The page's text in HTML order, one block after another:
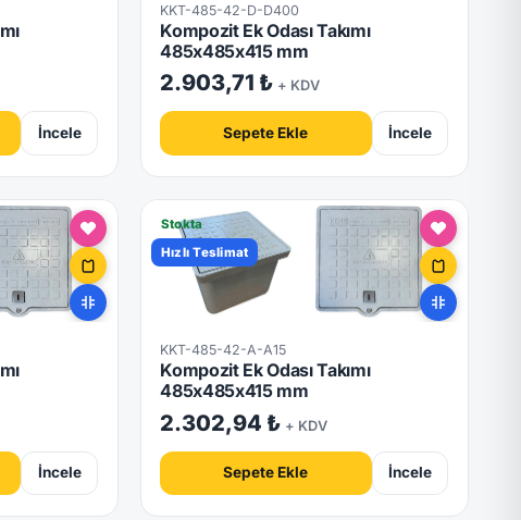
İncele
KKT-485-42-D-D400
Kompozit Ek Odası Takımı
485x485x415 mm
2.903,71 ₺ + KDV
Sepete Ekle İncele
İncele
Stokta
Hızlı Teslimat
KKT-485-42-A-A15
Kompozit Ek Odası Takımı
485x485x415 mm
2.302,94 ₺ + KDV
Sepete Ekle İncele